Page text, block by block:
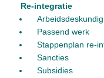
Re-integratie
Passend werk
Stappenplan re-
Sancties
Subsidies